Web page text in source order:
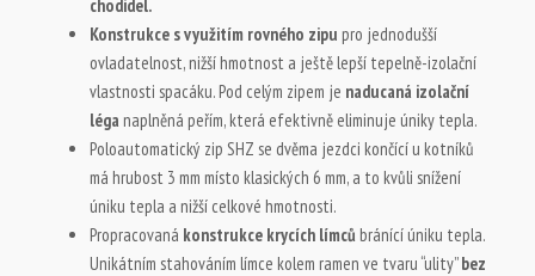
chodidel.
Konstrukce s využitím rovného zipu pro jednodušší
ovladatelnost, nižší hmotnost a ještě lepší tepelně-izolační
vlastnosti spacáku. Pod celým zipem je naducaná izolační
léga naplněná peřím, která efektivně eliminuje úniky tepla.
Poloautomatický zip SHZ se dvěma jezdci končící u kotníků
má hrubost 3 mm místo klasických 6 mm, a to kvůli snížení
úniku tepla a nižší celkové hmotnosti.
Propracovaná konstrukce krycích límcůbránící úniku tepla.
Unikátním stahováním límce kolem ramen ve tvaru “ulity”bez